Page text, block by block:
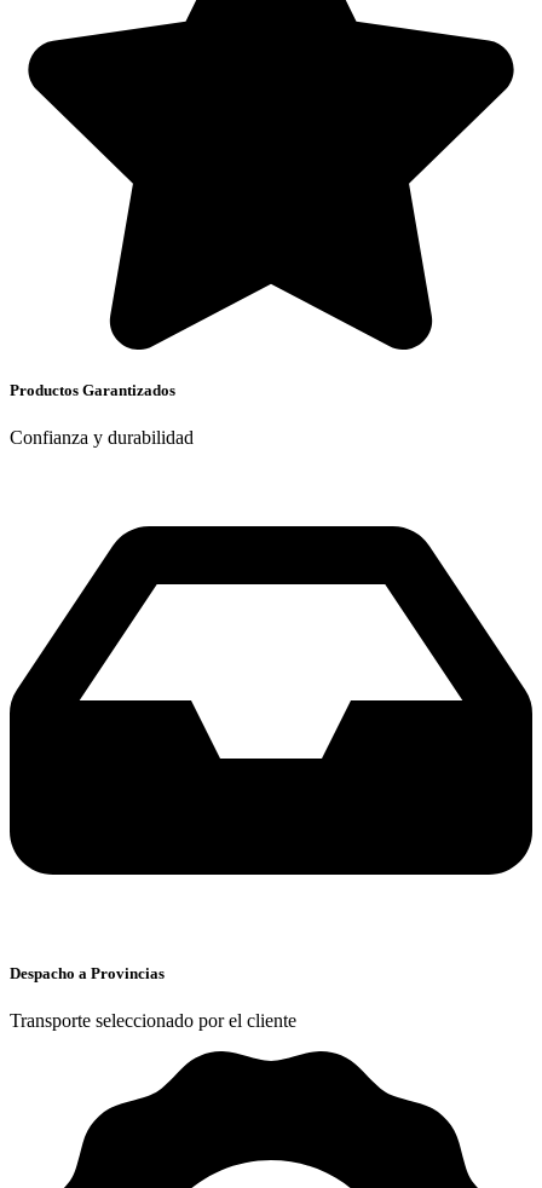
Productos Garantizados
Confianza y durabilidad
Despacho a Provincias
Transporte seleccionado por el cliente